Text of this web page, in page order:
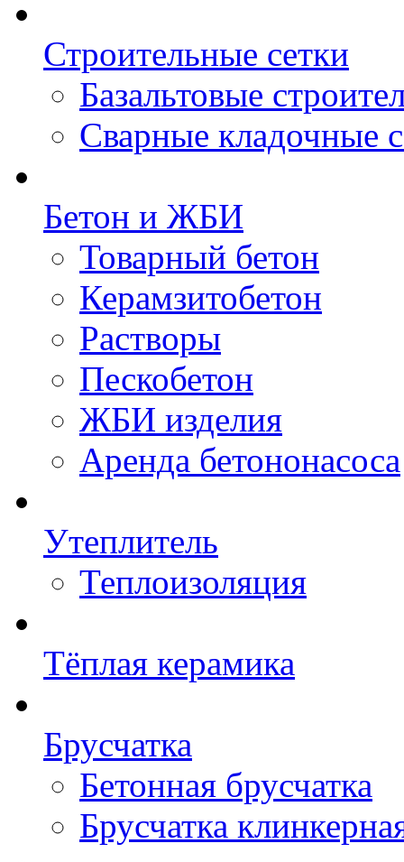
Строительные сетки
Базальтовые
Сварные кладочные
Бетон и ЖБИ
Товарный бетон
Керамзитобетон
Растворы
Пескобетон
ЖБИ изделия
Аренда бетононасоса
Утеплитель
Теплоизоляция
Тёплая керамика
Брусчатка
Бетонная брусчатка
Брусчатка